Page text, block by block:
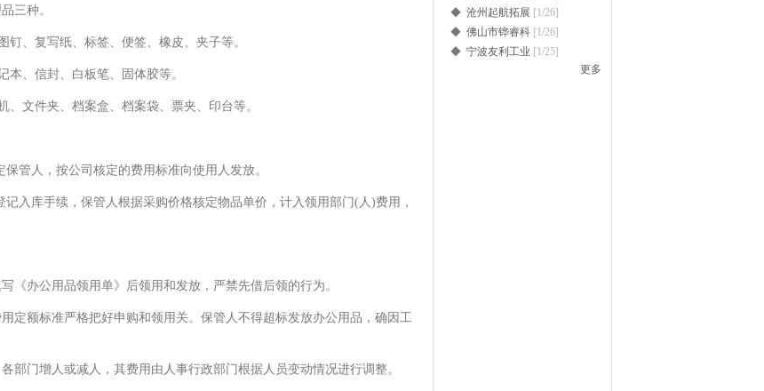
三种。
、复写纸、标签、便签、橡皮、夹子等。
、信封、白板笔、固体胶等。
文件夹、档案盒、档案袋、票夹、印台等。
管人，按公司核定的费用标准向使用人发放。
入库手续，保管人根据采购价格核定物品单价，计入领用部门(人)费用，
办公用品领用单》后领用和发放，严禁先借后领的行为。
额标准严格把好申购和领用关。保管人不得超标发放办公用品，确因工
增人或减人，其费用由人事行政部门根据人员变动情况进行调整。
◆ 沧州起航拓展 [1/26]
◆ 佛山市铧睿科 [1/26]
◆ 宁波友利工业 [1/25]
更多